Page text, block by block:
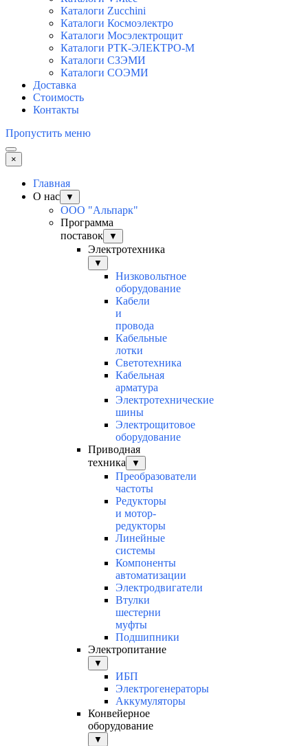
Каталоги Zucchini
Каталоги Космоэлектро
Каталоги Мосэлектрощит
Каталоги РТК-ЭЛЕКТРО-М
Каталоги СЗЭМИ
Каталоги СОЭМИ
Доставка
Стоимость
Контакты
Пропустить меню
×
Главная
О нас
▼
ООО "Альпарк"
Программа
поставок
▼
Электротехника
▼
Низковольтное
оборудование
Кабели
и
провода
Кабельные
лотки
Светотехника
Кабельная
арматура
Электротехнические
шины
Электрощитовое
оборудование
Приводная
техника
▼
Преобразователи
частоты
Редукторы
и мотор-
редукторы
Линейные
системы
Компоненты
автоматизации
Электродвигатели
Втулки
шестерни
муфты
Подшипники
Электропитание
▼
ИБП
Электрогенераторы
Аккумуляторы
Конвейерное
оборудование
▼